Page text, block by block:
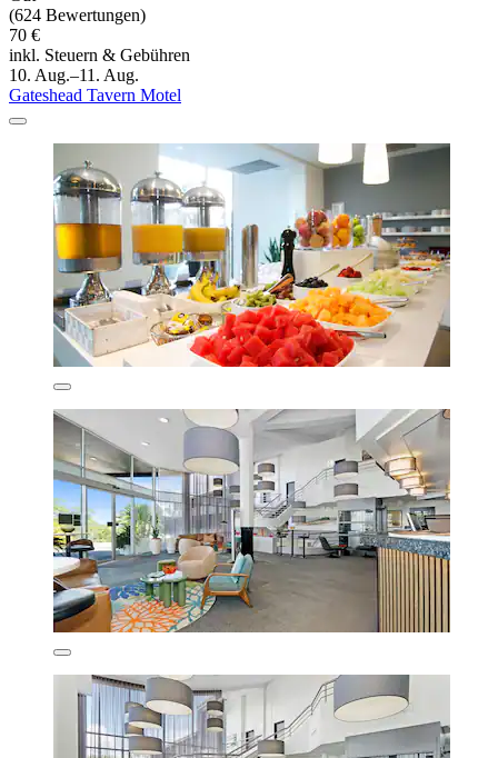
(624 Bewertungen)
70 €
inkl. Steuern & Gebühren
10. Aug.–11. Aug.
Gateshead Tavern Motel